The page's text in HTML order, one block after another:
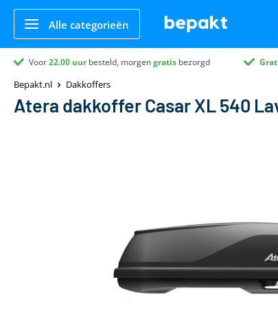
Alle categorieën
Voor22.00 uurbesteld, morgengratis bezorgd
Bepakt.nl
Dakkoffers
Atera dakkoffer Casar XL 540